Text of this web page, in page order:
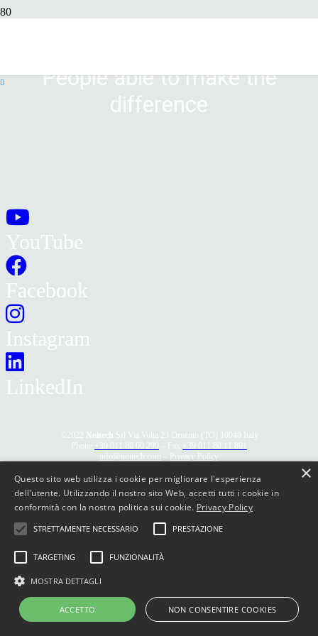
People able to make the
difference
YouTube
Facebook
Instagram
LinkedIn
©2022 Noitech Srl Via Volta 23 Druento (TO) 10040 Italy
Phone
+39 011 80 00 299 – Fax +39 011 80 11 891
info@noitech.com
Privacy Policy
P.IVA IT08942230015
×
Questo sito web utilizza i cookie per migliorare l'esperienza
dell'utente. Utilizzando il nostro sito Web, accetti tutti i cookie in
conformità con la nostra politica sui cookie. Privacy Policy
STRETTAMENTE NECESSARIO PRESTAZIONE
TARGETING FUNZIONALITÀ
MOSTRA DETTAGLI
ACCETTO NON CONSENTIRE COOKIES